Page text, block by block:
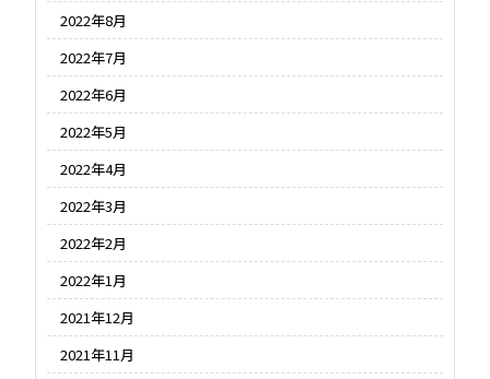
2022年8月
2022年7月
2022年6月
2022年5月
2022年4月
2022年3月
2022年2月
2022年1月
2021年12月
2021年11月